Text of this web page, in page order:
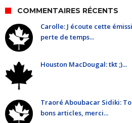
COMMENTAIRES RÉCENTS
Carolle: J écoute cette
perte de temps...
Houston MacDougal: tkt ;)...
Traoré Aboubacar Sidiki:
bons articles, merci...